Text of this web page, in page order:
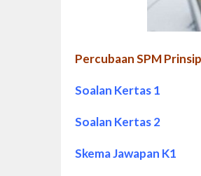
Percubaan SPM
Soalan Kertas 1
Soalan Kertas 2
Skema Jawapan K1